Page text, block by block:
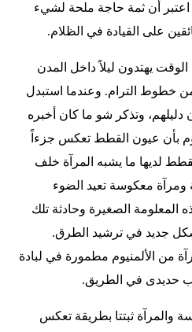
أن ثمة حاجة ملحة لشيء
على القيادة في الظلام.
يهتدون ليلاً داخل المدن
من خطوط الترام. وعندما استبدل
دليلهم، وتذكر شو ما كان أخبره
بأن عيون القطط تعكس جزءاً
لديها ما يشبه المرآة خلف
معكوسة تعيد الضوء
المعلومة الصغيرة وحادثة تلك
شكل جديد في ترشيد الطرق.
من الألمنيوم مطمورة في لبادة
حديدى في الطريق.
والمرآة ثبتتا بطريقة تعكس